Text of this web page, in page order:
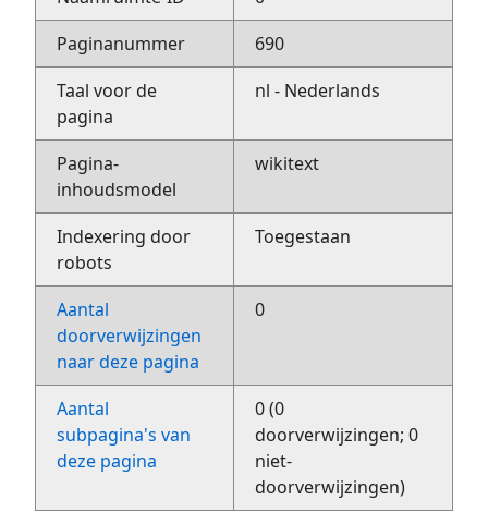
Paginanummer
690
Taal voor de
pagina
nl - Nederlands
Pagina-
inhoudsmodel
wikitext
Indexering door
robots
Toegestaan
Aantal
doorverwijzingen
naar deze pagina
0
Aantal
subpagina's van
deze pagina
0 (0
doorverwijzingen; 0
niet-
doorverwijzingen)